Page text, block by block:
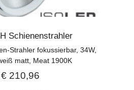
Schienenstrahler
Strahler fokussierbar, 34W,
matt, Meat 1900K
€210,96